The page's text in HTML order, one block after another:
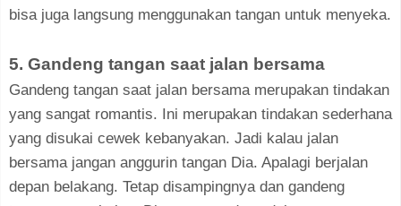
bisa juga langsung menggunakan tangan untuk menyeka.
5. Gandeng tangan saat jalan bersama
Gandeng tangan saat jalan bersama merupakan tindakan
yang sangat romantis. Ini merupakan tindakan sederhana
yang disukai cewek kebanyakan. Jadi kalau jalan
bersama jangan anggurin tangan Dia. Apalagi berjalan
depan belakang. Tetap disampingnya dan gandeng